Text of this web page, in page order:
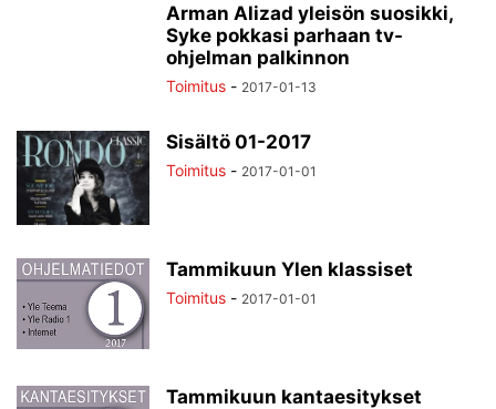
Arman Alizad yleisön suosikki,
Syke pokkasi parhaan tv-
ohjelman palkinnon
Toimitus - 2017-01-13
Sisältö 01-2017
Toimitus - 2017-01-01
Tammikuun Ylen klassiset
Toimitus - 2017-01-01
Tammikuun kantaesitykset